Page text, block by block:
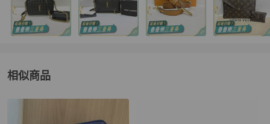
相似商品
更多相似Bottega Veneta女士錢包 / 小皮件